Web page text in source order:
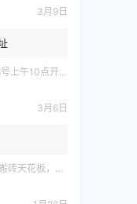
3月9日
上午10点开服
3月6日
闭着眼都能赚！